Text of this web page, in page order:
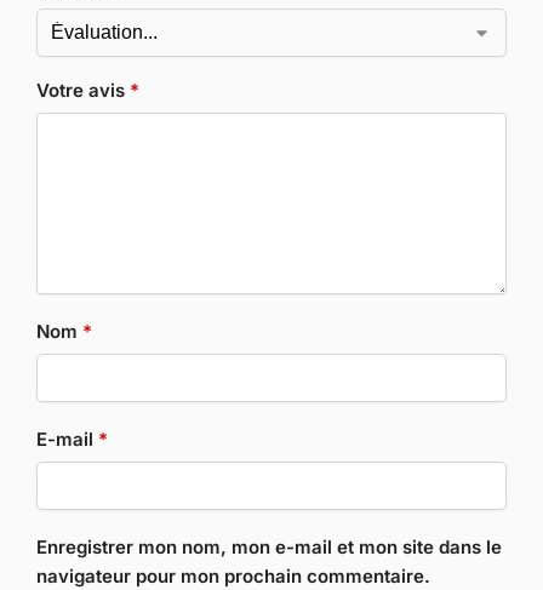
Votre avis *
Nom *
E-mail *
Enregistrer mon nom, mon e-mail et mon site dans le
navigateur pour mon prochain commentaire.